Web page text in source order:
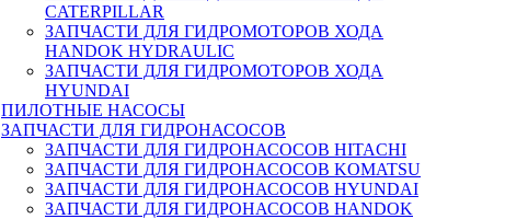
CATERPILLAR
ЗАПЧАСТИ ДЛЯ ГИДРОМОТОРОВ ХОДА
HANDOK HYDRAULIC
ЗАПЧАСТИ ДЛЯ ГИДРОМОТОРОВ ХОДА
HYUNDAI
ПИЛОТНЫЕ НАСОСЫ
ЗАПЧАСТИ ДЛЯ ГИДРОНАСОСОВ
ЗАПЧАСТИ ДЛЯ ГИДРОНАСОСОВ HITACHI
ЗАПЧАСТИ ДЛЯ ГИДРОНАСОСОВ KOMATSU
ЗАПЧАСТИ ДЛЯ ГИДРОНАСОСОВ HYUNDAI
ЗАПЧАСТИ ДЛЯ ГИДРОНАСОСОВ HANDOK